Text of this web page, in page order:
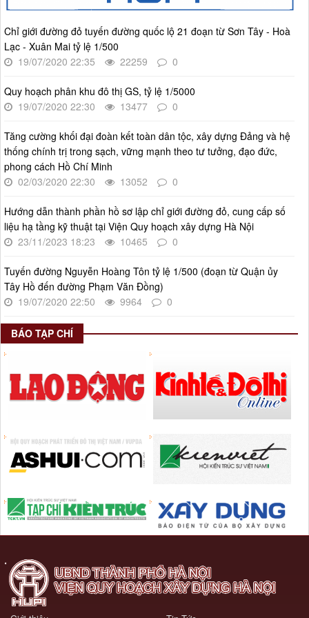
Kế hoạch Triển khai Phong trào "Bình dân học vụ số"
Thời gian đăng: 03/06/2025
lượt xem: 621 | lượt tải:268
Số 27/UBND-ĐT
19/11/2024 của Hội đồng nhân dân Thành phố.
Thời gian đăng: 08/01/2025
Chỉ giới đường đỏ tuyến đường quốc lộ 21 đoạn từ Sơn Tây - Hoà
Lạc - Xuân Mai tỷ lệ 1/500
19/07/2020 22:35
22259 0
Quy hoạch phân khu đô thị GS, tỷ lệ 1/5000
19/07/2020 22:30
13477 0
Tăng cường khối đại đoàn kết toàn dân tộc, xây dựng Đảng và hệ
thống chính trị trong sạch, vững mạnh theo tư tưởng, đạo đức,
phong cách Hồ Chí Minh
02/03/2020 22:30
13052 0
Hướng dẫn thành phần hồ sơ lập chỉ giới đường đỏ, cung cấp số
liệu hạ tầng kỹ thuật tại Viện Quy hoạch xây dựng Hà Nội
23/11/2023 18:23
10465 0
Tuyến đường Nguyễn Hoàng Tôn tỷ lệ 1/500 (đoạn từ Quận ủy
Tây Hồ đến đường Phạm Văn Đồng)
19/07/2020 22:50
9964 0
BÁO TẠP CHÍ